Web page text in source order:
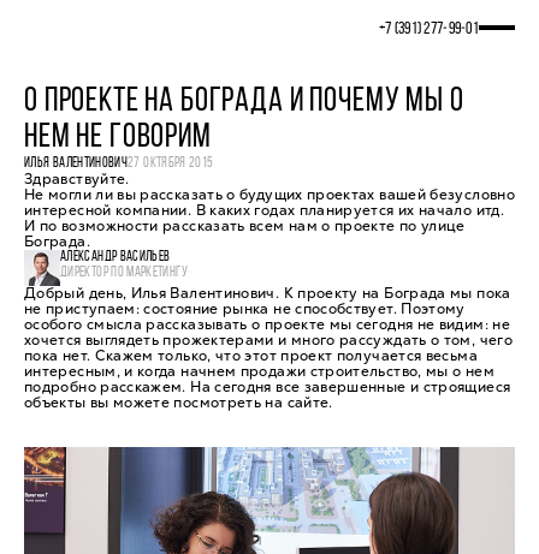
+7 (391) 277‒99‒01
О ПРОЕКТЕ НА БОГРАДА И ПОЧЕМУ МЫ О
НЕМ НЕ ГОВОРИМ
ИЛЬЯ ВАЛЕНТИНОВИЧ27 ОКТЯБРЯ 2015
Здравствуйте.
Не могли ли вы рассказать о будущих проектах вашей безусловно
интересной компании. В каких годах планируется их начало итд.
И по возможности рассказать всем нам о проекте по улице
Бограда.
АЛЕКСАНДР ВАСИЛЬЕВ
ДИРЕКТОР ПО МАРКЕТИНГУ
Добрый день, Илья Валентинович. К проекту на Бограда мы пока
не приступаем: состояние рынка не способствует. Поэтому
особого смысла рассказывать о проекте мы сегодня не видим: не
хочется выглядеть прожектерами и много рассуждать о том, чего
пока нет. Скажем только, что этот проект получается весьма
интересным, и когда начнем продажи строительство, мы о нем
подробно расскажем. На сегодня все завершенные и строящиеся
объекты вы можете посмотреть на сайте.